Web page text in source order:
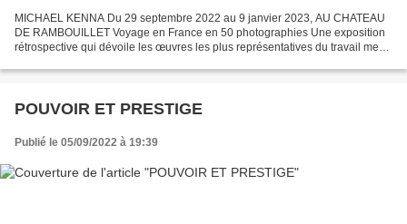
MICHAEL KENNA Du 29 septembre 2022 au 9 janvier 2023, AU CHATEAU
DE RAMBOUILLET Voyage en France en 50 photographies Une exposition
rétrospective qui dévoile les œuvres les plus représentatives du travail mené
POUVOIR ET PRESTIGE
Publié le 05/09/2022 à 19:39